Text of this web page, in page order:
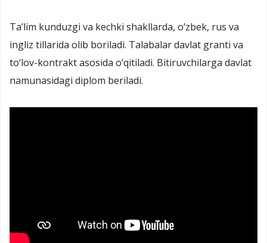
Ta’lim kunduzgi va kechki shakllarda, o‘zbek, rus va
ingliz tillarida olib boriladi. Talabalar davlat granti va
to‘lov-kontrakt asosida o‘qitiladi. Bitiruvchilarga davlat
namunasidagi diplom beriladi.